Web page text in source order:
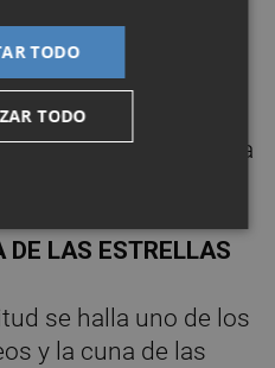
once picos de más
en esta región, a
del mar. La
el desnivel
el punto de vista
DE LAS ESTRELLAS
se halla uno de los
y la cuna de las
TODO
TODO